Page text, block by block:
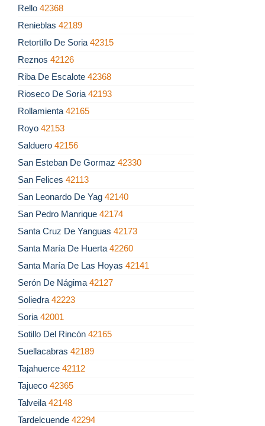
Rello 42368
Renieblas 42189
Retortillo De Soria 42315
Reznos 42126
Riba De Escalote 42368
Rioseco De Soria 42193
Rollamienta 42165
Royo 42153
Salduero 42156
San Esteban De Gormaz 42330
San Felices 42113
San Leonardo De Yag 42140
San Pedro Manrique 42174
Santa Cruz De Yanguas 42173
Santa María De Huerta 42260
Santa María De Las Hoyas 42141
Serón De Nágima 42127
Soliedra 42223
Soria 42001
Sotillo Del Rincón 42165
Suellacabras 42189
Tajahuerce 42112
Tajueco 42365
Talveila 42148
Tardelcuende 42294